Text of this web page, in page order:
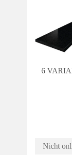
6
Nicht